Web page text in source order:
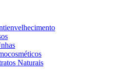
Naturais